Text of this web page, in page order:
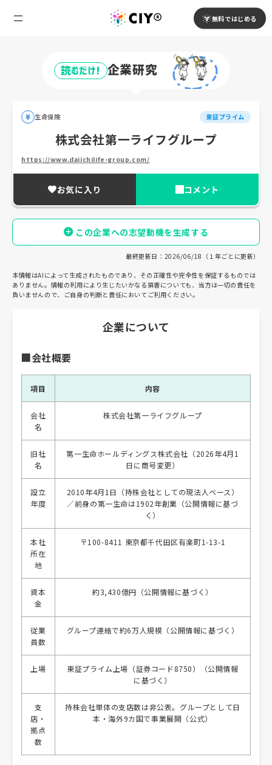
無料ではじめる
読むだけ! 企業研究
生命保険 東証プライム
株式会社第一ライフグループ
https://www.daiichilife-group.com/
お気に入り コメント
この企業への志望動機を生成する
最終更新日：2026/06/18（１年ごとに更新）
本情報はAIによって生成されたものであり、その正確性や完全性を保証するものでは
ありません。情報の利用により生じたいかなる損害についても、当方は一切の責任を
負いませんので、ご自身の判断と責任においてご利用ください。
企業について
🏢会社概要
項目 内容
会社
名
株式会社第一ライフグループ
旧社
名
第一生命ホールディングス株式会社（2026年4月1
日に商号変更）
設立
年度
2010年4月1日（持株会社としての現法人ベース）
／前身の第一生命は1902年創業（公開情報に基づ
く）
本社
所在
地
〒100-8411 東京都千代田区有楽町1-13-1
資本
金
約3,430億円（公開情報に基づく）
従業
員数
グループ連結で約6万人規模（公開情報に基づく）
上場
東証プライム上場（証券コード8750）（公開情報
に基づく）
支
店・
拠点
数
持株会社単体の支店数は非公表。グループとして日
本・海外9カ国で事業展開（公式）